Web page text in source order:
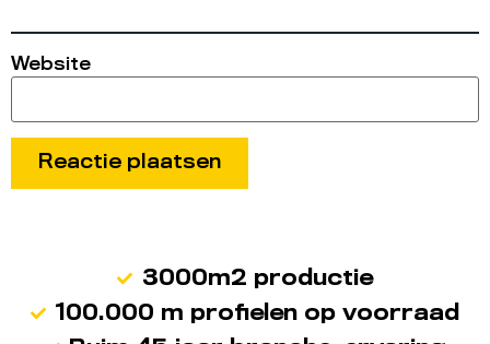
Website
3000m2 productie
100.000 m profielen op voorraad